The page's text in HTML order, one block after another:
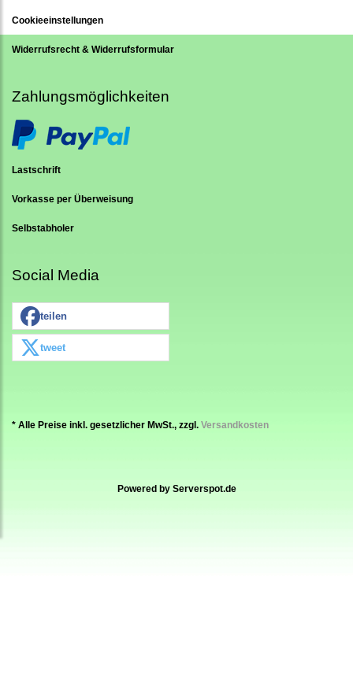
Cookieeinstellungen
Widerrufsrecht & Widerrufsformular
Zahlungsmöglichkeiten
Lastschrift
Vorkasse per Überweisung
Selbstabholer
Social Media
teilen
tweet
* Alle Preise inkl. gesetzlicher MwSt., zzgl. Versandkosten
Powered by Serverspot.de